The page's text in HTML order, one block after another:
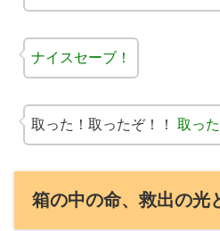
ナイスセーブ！
取った！取ったぞ！！ 取っ
箱の中の命、救出の光